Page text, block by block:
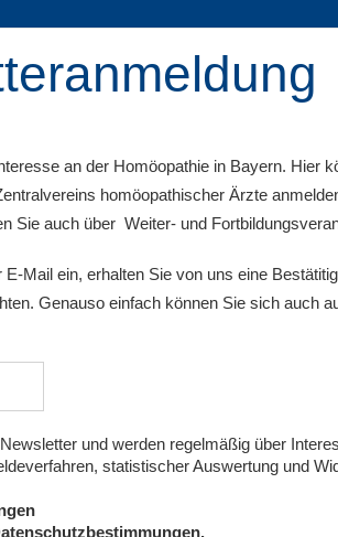
an der Homöopathie in Bayern. Hier
homöopathischer Ärzte
Sie auch über Weiter- und
Mail ein, erhalten Sie von uns eine
Genauso einfach können Sie sich auch
und werden regelmäßig über
statistischer Auswertung und